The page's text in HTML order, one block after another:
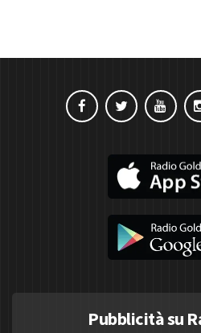
Pubblicità su